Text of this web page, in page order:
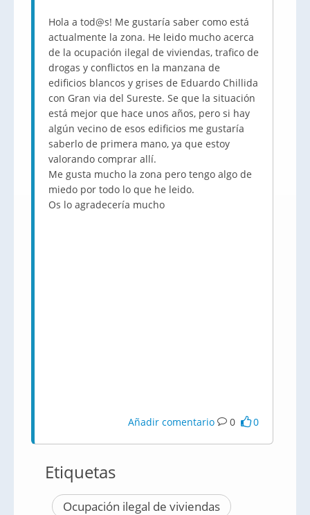
Hola a tod@s! Me gustaría saber como está
actualmente la zona. He leido mucho acerca
de la ocupación ilegal de viviendas, trafico de
drogas y conflictos en la manzana de
edificios blancos y grises de Eduardo Chillida
con Gran via del Sureste. Se que la situación
está mejor que hace unos años, pero si hay
algún vecino de esos edificios me gustaría
saberlo de primera mano, ya que estoy
valorando comprar allí.
Me gusta mucho la zona pero tengo algo de
miedo por todo lo que he leido.
Os lo agradecería mucho
Añadir comentario 0 0
Etiquetas
Ocupación ilegal de viviendas